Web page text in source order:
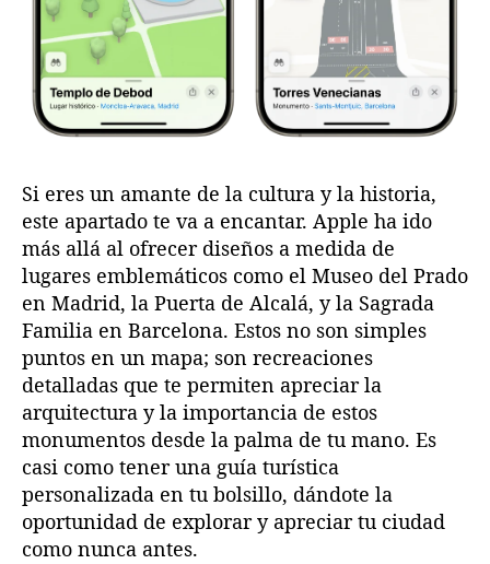
Si eres un amante de la cultura y la historia,
este apartado te va a encantar. Apple ha ido
más allá al ofrecer diseños a medida de
lugares emblemáticos como el Museo del Prado
en Madrid, la Puerta de Alcalá, y la Sagrada
Familia en Barcelona. Estos no son simples
puntos en un mapa; son recreaciones
detalladas que te permiten apreciar la
arquitectura y la importancia de estos
monumentos desde la palma de tu mano. Es
casi como tener una guía turística
personalizada en tu bolsillo, dándote la
oportunidad de explorar y apreciar tu ciudad
como nunca antes.